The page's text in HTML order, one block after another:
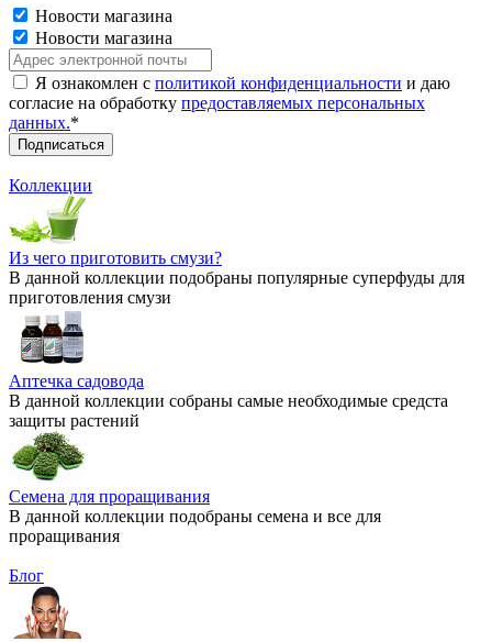
Новости магазина
Новости магазина
Я ознакомлен с политикой конфиденциальности и даю
согласие на обработку предоставляемых персональных
данных.*
Коллекции
Из чего приготовить смузи?
В данной коллекции подобраны популярные суперфуды для
приготовления смузи
Аптечка садовода
В данной коллекции собраны самые необходимые средста
защиты растений
Семена для проращивания
В данной коллекции подобраны семена и все для
проращивания
Блог